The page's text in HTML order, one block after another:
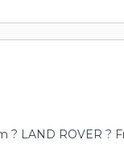
LAND ROVER ?